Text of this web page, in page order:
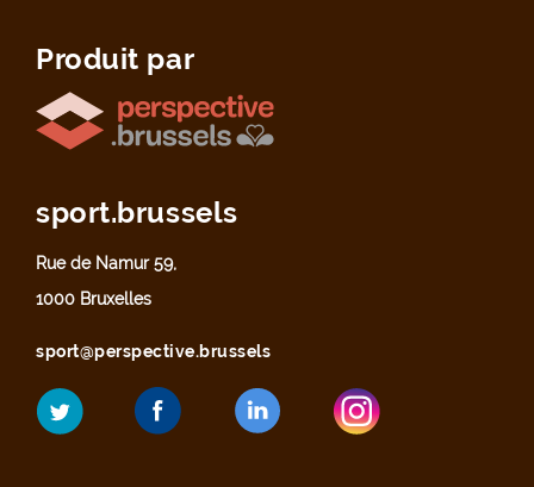
Produit par
sport.brussels
Rue de Namur 59,
1000 Bruxelles
sport@perspective.brussels